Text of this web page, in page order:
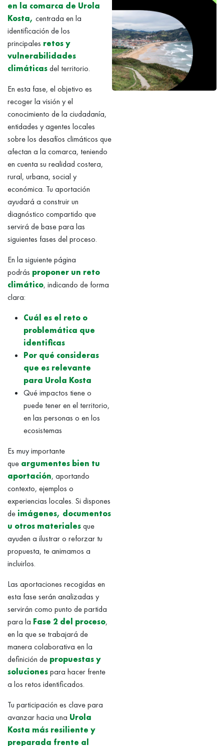
en la comarca de Urola
Kosta, centrada en la
identificación de los
principales retos y
vulnerabilidades
climáticasdel territorio.
En esta fase, el objetivo es
recoger la visión y el
conocimiento de la ciudadanía,
entidades y agentes locales
sobre los desafíos climáticos que
afectan a la comarca, teniendo
en cuenta su realidad costera,
rural, urbana, social y
económica. Tu aportación
ayudará a construir un
diagnóstico compartido que
servirá de base para las
siguientes fases del proceso.
En la siguiente página
podrás proponer un reto
climático, indicando de forma
clara:
Cuál es el reto o
problemática que
identificas
Por qué consideras
que es relevante
para Urola Kosta
Qué impactos tiene o
puede tener en el territorio,
en las personas o en los
ecosistemas
Es muy importante
que argumentes bien tu
aportación, aportando
contexto, ejemplos o
experiencias locales. Si dispones
de imágenes, documentos
u otros materialesque
ayuden a ilustrar o reforzar tu
propuesta, te animamos a
incluirlos.
Las aportaciones recogidas en
esta fase serán analizadas y
servirán como punto de partida
para la Fase 2 del proceso,
en la que se trabajará de
manera colaborativa en la
definición de propuestas y
solucionespara hacer frente
a los retos identificados.
Tu participación es clave para
avanzar hacia una Urola
Kosta más resiliente y
preparada frente al